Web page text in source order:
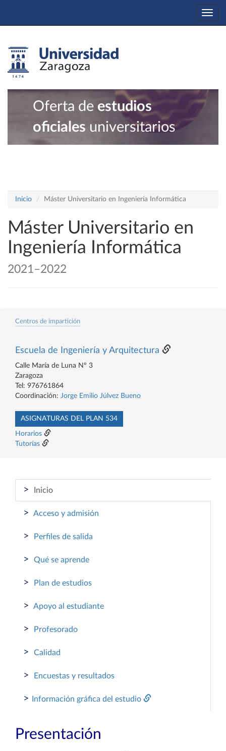
Oferta de estudios
oficiales universitarios
Inicio Máster Universitario en Ingeniería Informática
Máster Universitario en
Ingeniería Informática
2021–2022
Centros de impartición
Escuela de Ingeniería y Arquitectura
Calle María de Luna Nº 3
Zaragoza
Tel: 976761864
Coordinación: Jorge Emilio Júlvez Bueno
ASIGNATURAS DEL PLAN 534
Horarios
Tutorías
> Inicio
> Acceso y admisión
> Perfiles de salida
> Qué se aprende
> Plan de estudios
> Apoyo al estudiante
> Profesorado
> Calidad
> Encuestas y resultados
> Información gráfica del estudio
Presentación